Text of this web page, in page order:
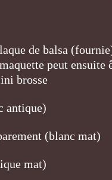
de balsa
peut ensuite
brosse
antique)
(blanc mat)
mat)